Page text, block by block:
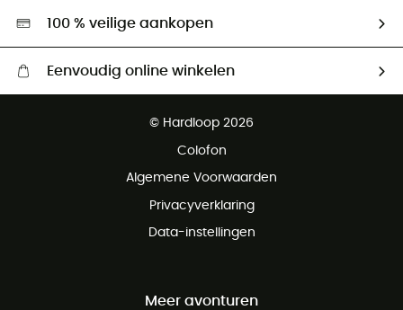
Hardgreen
100 % veilige aankopen
Eenvoudig online winkelen
Gratis retourneren binnen 100 dagen
© Hardloop 2026
Colofon
Algemene Voorwaarden
Privacyverklaring
Data-instellingen
Meer avonturen